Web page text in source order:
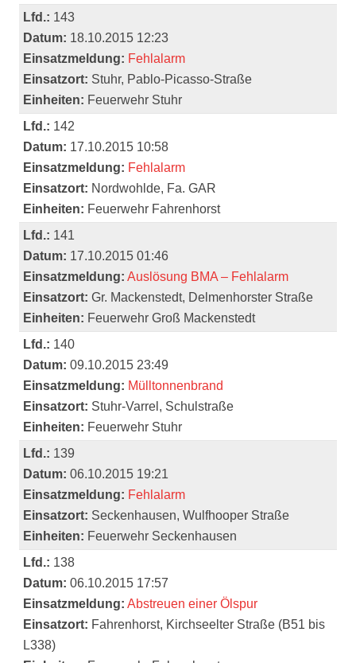
Lfd.: 143
Datum: 18.10.2015 12:23
Einsatzmeldung: Fehlalarm
Einsatzort: Stuhr, Pablo-Picasso-Straße
Einheiten: Feuerwehr Stuhr
Lfd.: 142
Datum: 17.10.2015 10:58
Einsatzmeldung: Fehlalarm
Einsatzort: Nordwohlde, Fa. GAR
Einheiten: Feuerwehr Fahrenhorst
Lfd.: 141
Datum: 17.10.2015 01:46
Einsatzmeldung: Auslösung BMA – Fehlalarm
Einsatzort: Gr. Mackenstedt, Delmenhorster Straße
Einheiten: Feuerwehr Groß Mackenstedt
Lfd.: 140
Datum: 09.10.2015 23:49
Einsatzmeldung: Mülltonnenbrand
Einsatzort: Stuhr-Varrel, Schulstraße
Einheiten: Feuerwehr Stuhr
Lfd.: 139
Datum: 06.10.2015 19:21
Einsatzmeldung: Fehlalarm
Einsatzort: Seckenhausen, Wulfhooper Straße
Einheiten: Feuerwehr Seckenhausen
Lfd.: 138
Datum: 06.10.2015 17:57
Einsatzmeldung: Abstreuen einer Ölspur
Einsatzort: Fahrenhorst, Kirchseelter Straße (B51 bis
L338)